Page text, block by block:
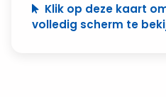
Klik op deze kaart
volledig scherm te